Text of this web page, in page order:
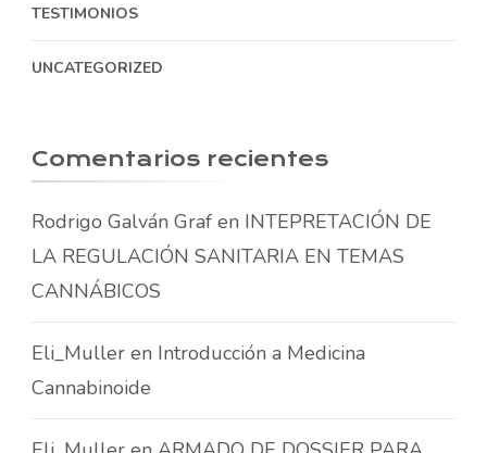
TESTIMONIOS
UNCATEGORIZED
Comentarios recientes
Rodrigo Galván Graf en INTEPRETACIÓN DE
LA REGULACIÓN SANITARIA EN TEMAS
CANNÁBICOS
Eli_Muller en Introducción a Medicina
Cannabinoide